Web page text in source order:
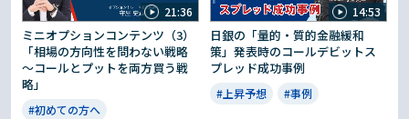
21:36
ミニオプションコンテンツ（3）
「相場の方向性を問わない戦略
～コールとプットを両方買う戦
略」
#初めての方へ
14:53
日銀の「量的・質的金融緩和
策」発表時のコールデビットス
プレッド成功事例
#上昇予想 #事例